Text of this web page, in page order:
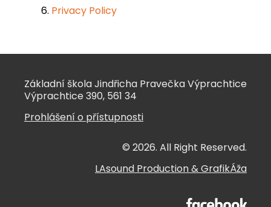
Privacy Policy
Základní škola Jindřicha Pravečka Výprachtice
Výprachtice 390, 561 34
Prohlášení o přístupnosti
© 2026. All Right Reserved.
LAsound Production&GrafikÁža